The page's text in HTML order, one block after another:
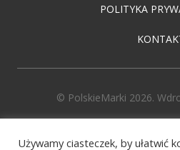
POLITYKA
© PolskieMarki 2026.
Używamy ciasteczek, by ułatwić